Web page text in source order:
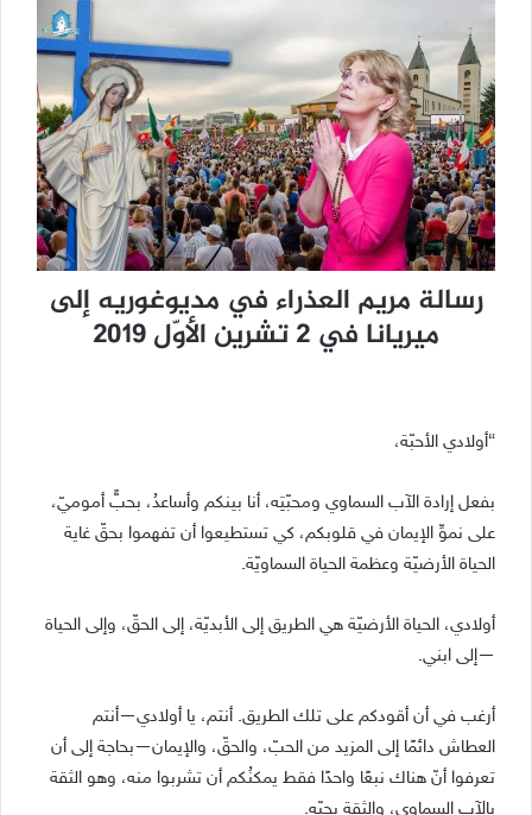
رسالة مريم العذراء في مديوغوريه إلى
ميريانا في 2 تشرين الأوّل 2019
“أولادي الأحبّة،
بفعل إرادة الآب السماوي ومحبّتِه، أنا بينكم وأساعدُ، بحبٍّ أموميّ،
على نموِّ الإيمان في قلوبكم، كي تستطيعوا أن تفهموا بحقّ غاية
الحياة الأرضيّة وعظمة الحياة السماويّة.
أولادي، الحياة الأرضيّة هي الطريق إلى الأبديّة، إلى الحقّ، وإلى الحياة
—إلى ابني.
أرغب في أن أقودكم على تلك الطريق. أنتم، يا أولادي—أنتم
العطاش دائمًا إلى المزيد من الحبّ، والحقّ، والإيمان—بحاجة إلى أن
تعرفوا أنّ هناك نبعًا واحدًا فقط يمكنُكم أن تشربوا منه، وهو الثقة
بالآب السماوي، والثقة بحبّه.